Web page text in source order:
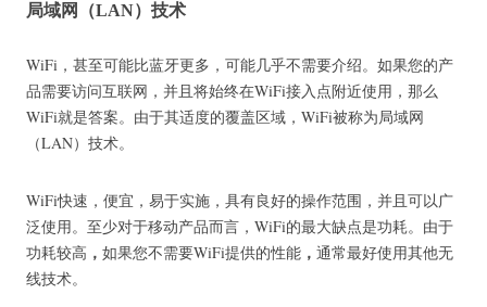
局域网（LAN）技术
WiFi，甚至可能比蓝牙更多，可能几乎不需要介绍。 如果您的产
品需要访问互联网，并且将始终在WiFi接入点附近使用，那么
WiFi就是答案。 由于其适度的覆盖区域，WiFi被称为局域网
（LAN）技术。
WiFi快速，便宜，易于实施，具有良好的操作范围，并且可以广
泛使用。 至少对于移动产品而言，WiFi的最大缺点是功耗。 由于
功耗较高 ， 如果您不需要WiFi提供的性能 ， 通常最好使用其他无
线技术。